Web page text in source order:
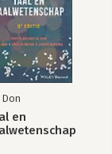
Don
en